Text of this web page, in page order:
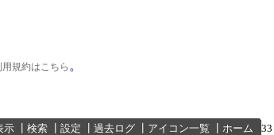
規約はこちら 。
示 検索 設定 過去ログ アイコン一覧 ホーム 33